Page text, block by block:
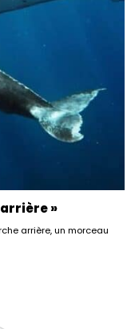
»
arrière, un morceau